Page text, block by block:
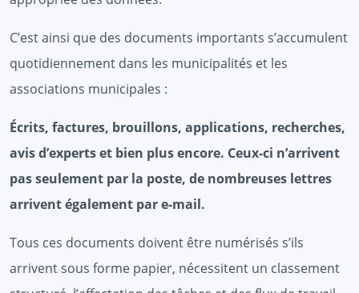
C’est ainsi que des documents importants s’accumulent
quotidiennement dans les municipalités et les
associations municipales :
Écrits, factures, brouillons, applications, recherches,
avis d’experts et bien plus encore. Ceux-ci n’arrivent
pas seulement par la poste, de nombreuses lettres
arrivent également par e-mail.
Tous ces documents doivent être numérisés s’ils
arrivent sous forme papier, nécessitent un classement